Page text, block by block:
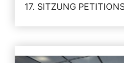
17. SITZUNG